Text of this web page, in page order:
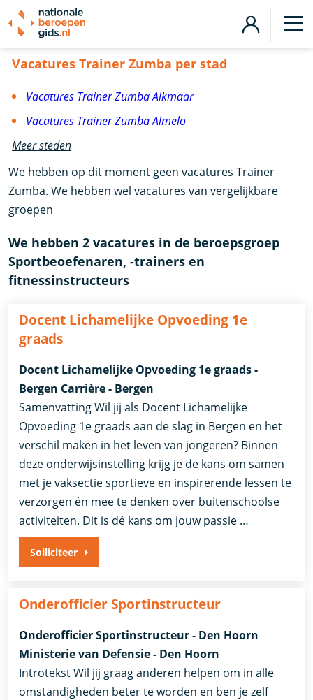
Vacatures Trainer Zumba
Vacatures Trainer Zumba per stad
Vacatures Trainer Zumba Alkmaar
Vacatures Trainer Zumba Almelo
Meer steden
We hebben op dit moment geen vacatures Trainer
Zumba. We hebben wel vacatures van vergelijkbare
groepen
We hebben 2 vacatures in de beroepsgroep
Sportbeoefenaren, -trainers en
fitnessinstructeurs
Docent Lichamelijke Opvoeding 1e
graads
Docent Lichamelijke Opvoeding 1e graads -
Bergen Carrière - Bergen
Samenvatting Wil jij als Docent Lichamelijke
Opvoeding 1e graads aan de slag in Bergen en het
verschil maken in het leven van jongeren? Binnen
deze onderwijsinstelling krijg je de kans om samen
met je vaksectie sportieve en inspirerende lessen te
verzorgen én mee te denken over buitenschoolse
activiteiten. Dit is dé kans om jouw passie …
Solliciteer
Onderofficier Sportinstructeur
Onderofficier Sportinstructeur - Den Hoorn
Ministerie van Defensie - Den Hoorn
Introtekst Wil jij graag anderen helpen om in alle
omstandigheden beter te worden en ben je zelf